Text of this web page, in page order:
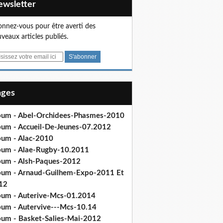
vous pour être averti des
articles publiés.
- Abel-Orchidees-Phasmes-2010
- Accueil-De-Jeunes-07.2012
- Alac-2010
- Alae-Rugby-10.2011
- Alsh-Paques-2012
- Arnaud-Guilhem-Expo-2011 Et
- Auterive-Mcs-01.2014
- Autervive---Mcs-10.14
- Basket-Salies-Mai-2012